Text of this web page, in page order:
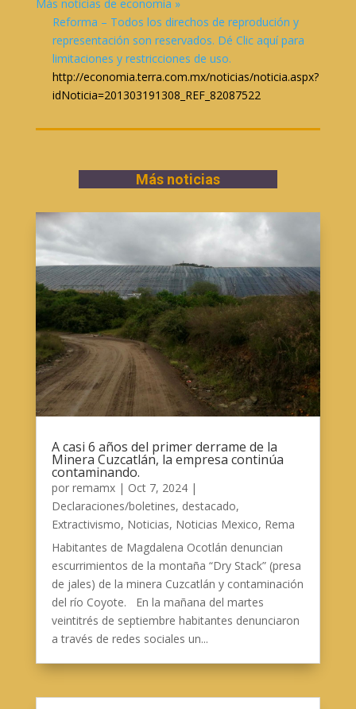
Más noticias de economía »
Reforma – Todos los direchos de reprodución y
representación son reservados. Dé Clic aquí para
limitaciones y restricciones de uso.
http://economia.terra.com.mx/noticias/noticia.aspx?
idNoticia=201303191308_REF_82087522
Más noticias
A casi 6 años del primer derrame de la
Minera Cuzcatlán, la empresa continúa
contaminando.
por remamx| Oct 7, 2024|
Declaraciones/boletines, destacado,
Extractivismo, Noticias, Noticias Mexico, Rema
Habitantes de Magdalena Ocotlán denuncian
escurrimientos de la montaña “Dry Stack” (presa
de jales) de la minera Cuzcatlán y contaminación
del río Coyote. En la mañana del martes
veintitrés de septiembre habitantes denunciaron
a través de redes sociales un...